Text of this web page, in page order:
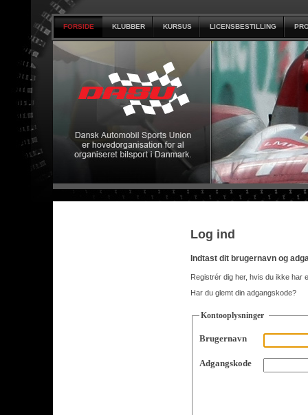
FORSIDE KLUBBER KURSUS LICENSBESTILLING
Log ind
Indtast dit brugernavn og
Registrér dig her, hvis du ikke har
Har du glemt din adgangskode?
Kontooplysninger
Brugernavn
Adgangskode